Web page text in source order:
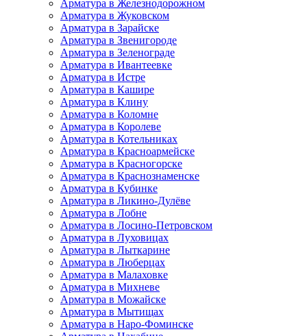
Арматура в Железнодорожном
Арматура в Жуковском
Арматура в Зарайске
Арматура в Звенигороде
Арматура в Зеленограде
Арматура в Ивантеевке
Арматура в Истре
Арматура в Кашире
Арматура в Клину
Арматура в Коломне
Арматура в Королеве
Арматура в Котельниках
Арматура в Красноармейске
Арматура в Красногорске
Арматура в Краснознаменске
Арматура в Кубинке
Арматура в Ликино-Дулёве
Арматура в Лобне
Арматура в Лосино-Петровском
Арматура в Луховицах
Арматура в Лыткарине
Арматура в Люберцах
Арматура в Малаховке
Арматура в Михневе
Арматура в Можайске
Арматура в Мытищах
Арматура в Наро-Фоминске